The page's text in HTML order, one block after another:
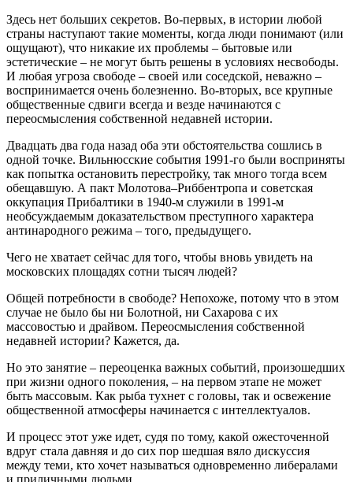
Здесь нет больших секретов. Во-первых, в истории любой
страны наступают такие моменты, когда люди понимают (или
ощущают), что никакие их проблемы – бытовые или
эстетические – не могут быть решены в условиях несвободы.
И любая угроза свободе – своей или соседской, неважно –
воспринимается очень болезненно. Во-вторых, все крупные
общественные сдвиги всегда и везде начинаются с
переосмысления собственной недавней истории.
Двадцать два года назад оба эти обстоятельства сошлись в
одной точке. Вильнюсские события 1991-го были восприняты
как попытка остановить перестройку, так много тогда всем
обещавшую. А пакт Молотова–Риббентропа и советская
оккупация Прибалтики в 1940-м служили в 1991-м
необсуждаемым доказательством преступного характера
антинародного режима – того, предыдущего.
Чего не хватает сейчас для того, чтобы вновь увидеть на
московских площадях сотни тысяч людей?
Общей потребности в свободе? Непохоже, потому что в этом
случае не было бы ни Болотной, ни Сахарова с их
массовостью и драйвом. Переосмысления собственной
недавней истории? Кажется, да.
Но это занятие – переоценка важных событий, произошедших
при жизни одного поколения, – на первом этапе не может
быть массовым. Как рыба тухнет с головы, так и освежение
общественной атмосферы начинается с интеллектуалов.
И процесс этот уже идет, судя по тому, какой ожесточенной
вдруг стала давняя и до сих пор шедшая вяло дискуссия
между теми, кто хочет называться одновременно либералами
и приличными людьми.